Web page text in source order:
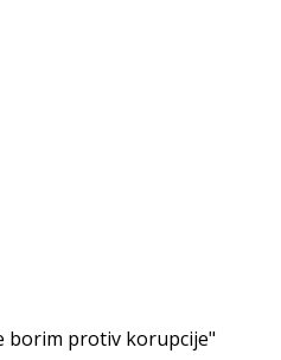
borim protiv korupcije"